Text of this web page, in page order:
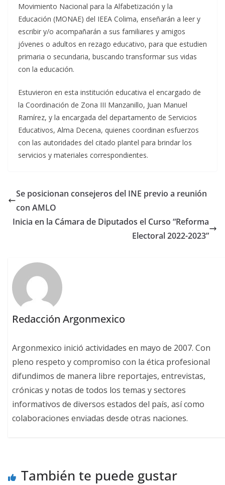
Movimiento Nacional para la Alfabetización y la
Educación (MONAE) del IEEA Colima, enseñarán a leer y
escribir y/o acompañarán a sus familiares y amigos
jóvenes o adultos en rezago educativo, para que estudien
primaria o secundaria, buscando transformar sus vidas
con la educación.
Estuvieron en esta institución educativa el encargado de
la Coordinación de Zona III Manzanillo, Juan Manuel
Ramírez, y la encargada del departamento de Servicios
Educativos, Alma Decena, quienes coordinan esfuerzos
con las autoridades del citado plantel para brindar los
servicios y materiales correspondientes.
Se posicionan consejeros del INE previo a reunión
con AMLO
Inicia en la Cámara de Diputados el Curso “Reforma
Electoral 2022-2023”
Redacción Argonmexico
Argonmexico inició actividades en mayo de 2007. Con
pleno respeto y compromiso con la ética profesional
difundimos de manera libre reportajes, entrevistas,
crónicas y notas de todos los temas y sectores
informativos de diversos estados del país, así como
colaboraciones enviadas desde otras naciones.
También te puede gustar